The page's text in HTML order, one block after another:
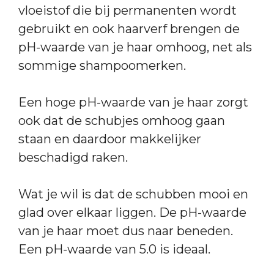
vloeistof die bij permanenten wordt
gebruikt en ook haarverf brengen de
pH-waarde van je haar omhoog, net als
sommige shampoomerken.
Een hoge pH-waarde van je haar zorgt
ook dat de schubjes omhoog gaan
staan en daardoor makkelijker
beschadigd raken.
Wat je wil is dat de schubben mooi en
glad over elkaar liggen. De pH-waarde
van je haar moet dus naar beneden.
Een pH-waarde van 5.0 is ideaal.